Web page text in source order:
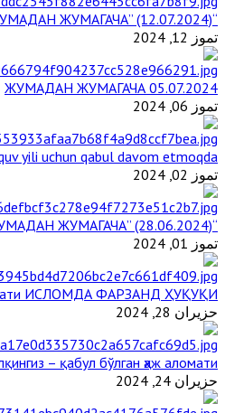
“ЖУМАДАН ЖУМАГАЧА” (12.07.2024)
تموز 12, 2024
ЖУМАДАН ЖУМАГАЧА 05.07.2024
تموز 06, 2024
yili uchun qabul davom etmoqda
تموز 02, 2024
“ЖУМАДАН ЖУМАГАЧА” (28.06.2024)
تموز 01, 2024
ИСЛОМДА ФАРЗАНД ҲУҚУҚИ
حزيران 28, 2024
– қабул бўлган ҳаж аломати
حزيران 24, 2024